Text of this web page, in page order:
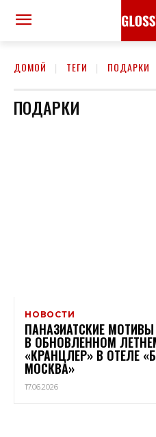
ДОМОЙ ТЕГИ ПОДАРКИ
ПОДАРКИ
НОВОСТИ
ПАНАЗИАТСКИЕ
В ОБНОВЛЕННОМ
«КРАНЦЛЕР» В ОТЕЛЕ
МОСКВА»
17.06.2026